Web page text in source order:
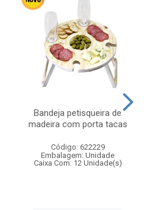
Bandeja petisqueira de
madeira com porta tacas
Código: 622229
Embalagem: Unidade
Caixa Com: 12 Unidade(s)